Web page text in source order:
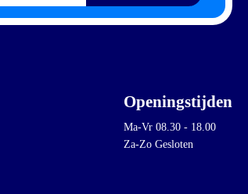
Openingstijden
Ma-Vr 08.30 - 18.00
Za-Zo Gesloten